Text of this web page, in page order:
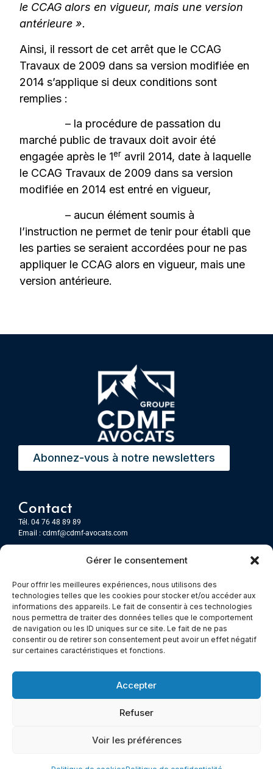
Gérer le consentement
Pour offrir les meilleures expériences, nous utilisons des
technologies telles que les cookies pour stocker et/ou accéder aux
informations des appareils. Le fait de consentir à ces technologies
nous permettra de traiter des données telles que le comportement
de navigation ou les ID uniques sur ce site. Le fait de ne pas
consentir ou de retirer son consentement peut avoir un effet négatif
sur certaines caractéristiques et fonctions.
Accepter
Refuser
Voir les préférences
le CCAG alors en vigueur, mais une version
antérieure ».
Ainsi, il ressort de cet arrêt que le CCAG
Travaux de 2009 dans sa version modifiée en
2014 s’applique si deux conditions sont
remplies :
– la procédure de passation du
marché public de travaux doit avoir été
engagée après le 1er avril 2014, date à laquelle
le CCAG Travaux de 2009 dans sa version
modifiée en 2014 est entré en vigueur,
– aucun élément soumis à
l’instruction ne permet de tenir pour établi que
les parties se seraient accordées pour ne pas
appliquer le CCAG alors en vigueur, mais une
version antérieure.
Abonnez-vous à notre newsletters
Contact
Tél. 04 76 48 89 89
Email : cdmf@cdmf-avocats.com
7 Place Firmin Gautier
CS 80476
38016 GRENOBLE, Cedex 1
Chambery
Immeuble le Paris
73000 Chambéry
© All rights reserved
Mentions légales –Cookies – Politiques de confidentialité